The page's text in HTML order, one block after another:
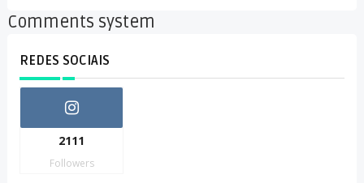
Comments system
REDES SOCIAIS
2111
Followers